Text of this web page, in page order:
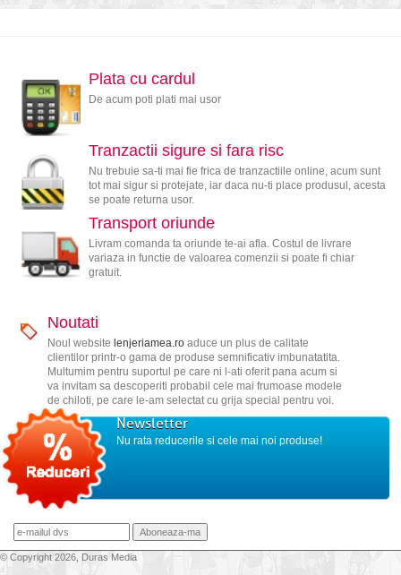
Plata cu cardul
De acum poti plati mai usor
Tranzactii sigure si fara risc
Nu trebuie sa-ti mai fie frica de tranzactiile online, acum sunt
tot mai sigur si protejate, iar daca nu-ti place produsul, acesta
se poate returna usor.
Transport oriunde
Livram comanda ta oriunde te-ai afla. Costul de livrare
variaza in functie de valoarea comenzii si poate fi chiar
gratuit.
Noutati
Noul website lenjeriamea.roaduce un plus de calitate
clientilor printr-o gama de produse semnificativ imbunatatita.
Multumim pentru suportul pe care ni l-ati oferit pana acum si
va invitam sa descoperiti probabil cele mai frumoase modele
de chiloti, pe care le-am selectat cu grija special pentru voi.
Newsletter
Nu rata reducerile si cele mai noi produse!
© Copyright 2026, Duras Media